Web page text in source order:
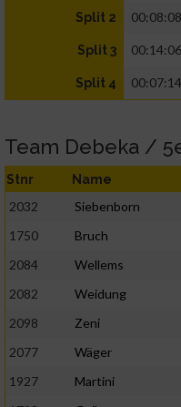
Split 2
Split 3
Split 4
Team Debeka /
Stnr Name
2032 Siebenborn
1750
Bruch
2084
Wellems
2082
Weidung
2098
Zeni
2077
Wäger
1927
Martini